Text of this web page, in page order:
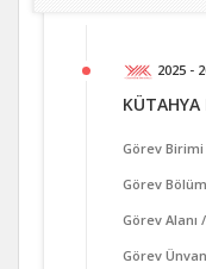
2025 -
KÜTAHYA
Görev Birimi
Görev
Görev Alanı
Görev